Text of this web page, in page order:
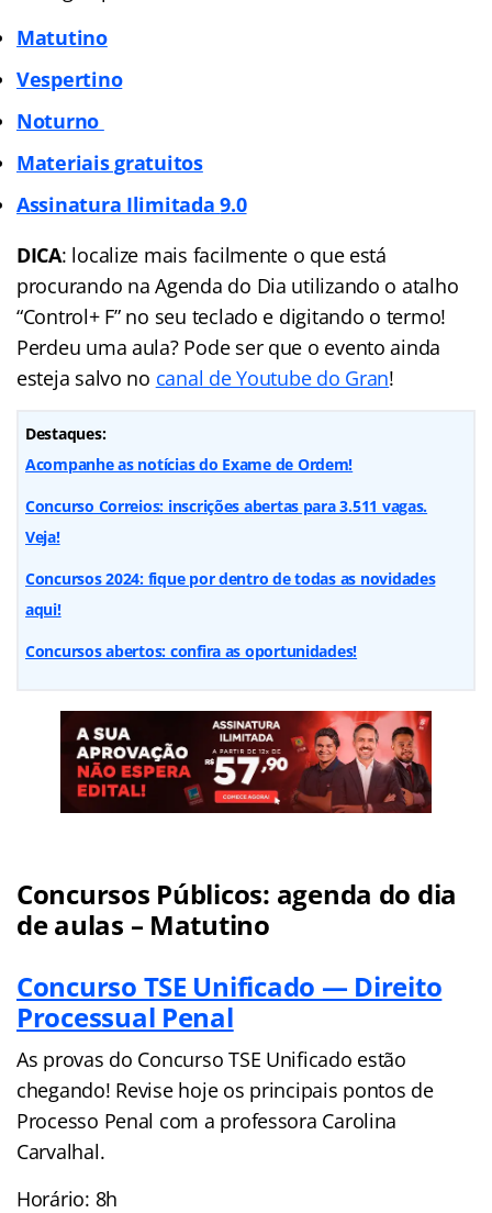
Matutino
Vespertino
Noturno
Materiais gratuitos
Assinatura Ilimitada9.0
DICA: localize mais facilmente o que está
procurando na Agenda do Dia utilizando o atalho
“Control+ F” no seu teclado e digitando o termo!
Perdeu uma aula? Pode ser que o evento ainda
esteja salvo no canal de Youtube do Gran!
Destaques:
Acompanhe as notícias do Exame de Ordem!
Concurso Correios: inscrições abertas para 3.511 vagas.
Veja!
Concursos 2024: fique por dentro de todas as novidades
aqui!
Concursos abertos: confira as oportunidades!
Concursos Públicos: agenda do dia
de aulas – Matutino
Concurso TSE Unificado — Direito
Processual Penal
As provas do Concurso TSE Unificado estão
chegando! Revise hoje os principais pontos de
Processo Penal com a professora Carolina
Carvalhal.
Horário: 8h